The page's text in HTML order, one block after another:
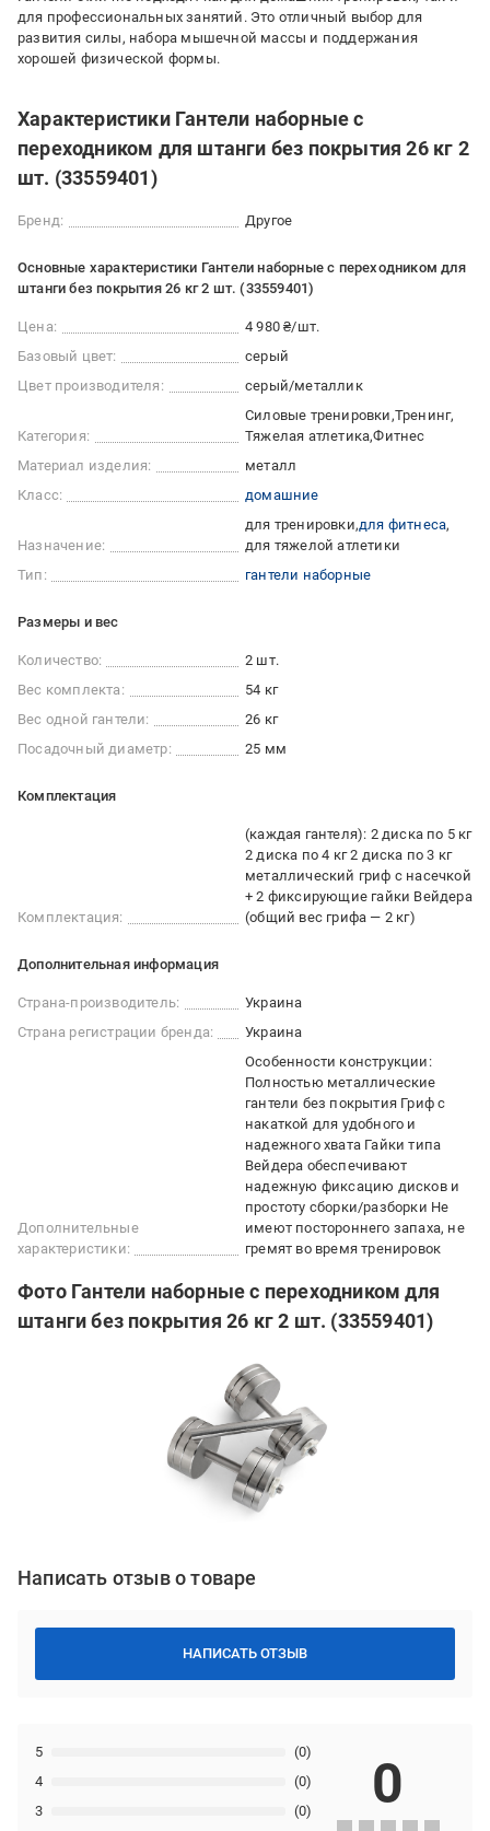
для профессиональных занятий. Это отличный выбор для
развития силы, набора мышечной массы и поддержания
хорошей физической формы.
Характеристики Гантели наборные с
переходником для штанги без покрытия 26 кг 2
шт. (33559401)
Бренд: Другое
Основные характеристики Гантели наборные с переходником для
штанги без покрытия 26 кг 2 шт. (33559401)
Цена:
4 980 ₴/шт.
Базовый цвет:
серый
Цвет производителя:
серый/металлик
Категория:
Силовые тренировки Тренинг
Тяжелая атлетика Фитнес
Материал изделия:
металл
Класс:
домашние
Назначение:
для тренировки для фитнеса
для тяжелой атлетики
Тип:
гантели наборные
Размеры и вес
Количество:
2 шт.
Вес комплекта:
54 кг
Вес одной гантели:
26 кг
Посадочный диаметр:
25 мм
Комплектация
Комплектация:
(каждая гантеля): 2 диска по 5 кг
2 диска по 4 кг 2 диска по 3 кг
металлический гриф с насечкой
+ 2 фиксирующие гайки Вейдера
(общий вес грифа — 2 кг)
Дополнительная информация
Страна-производитель:
Украина
Страна регистрации бренда:
Украина
Дополнительные
характеристики:
Особенности конструкции:
Полностью металлические
гантели без покрытия Гриф с
накаткой для удобного и
надежного хвата Гайки типа
Вейдера обеспечивают
надежную фиксацию дисков и
простоту сборки/разборки Не
имеют постороннего запаха, не
гремят во время тренировок
Фото Гантели наборные с переходником для
штанги без покрытия 26 кг 2 шт. (33559401)
Написать отзыв о товаре
НАПИСАТЬ ОТЗЫВ
3 (0)
4 (0)
5 (0)
0